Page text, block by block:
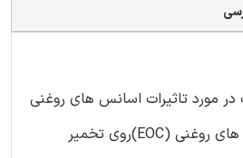
مورد تاثیرات اسانس های روغنی
(EO) و ترکیبات اسانس های روغنی (EOC)روی تخمیر